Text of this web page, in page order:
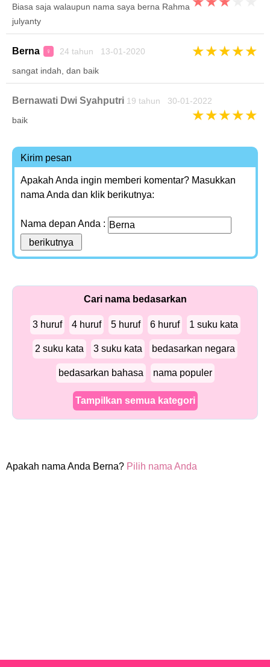
Biasa saja walaupun nama saya berna Rahma
julyanty
Berna ♀ 24 tahun 13-01-2020 ★★★★★
sangat indah, dan baik
Bernawati Dwi Syahputri 19 tahun 30-01-2022
★★★★★
baik
Kirim pesan
Apakah Anda ingin memberi komentar? Masukkan
nama Anda dan klik berikutnya:
Nama depan Anda :
Cari nama bedasarkan
3 huruf 4 huruf 5 huruf 6 huruf 1 suku kata
2 suku kata 3 suku kata bedasarkan negara
bedasarkan bahasa nama populer
Tampilkan semua kategori
Apakah nama Anda Berna? Pilih nama Anda